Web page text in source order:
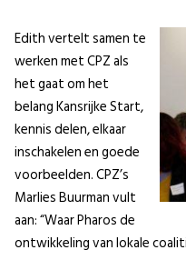
Edith vertelt samen te
werken met CPZ als
het gaat om het
belang Kansrijke Start,
kennis delen, elkaar
inschakelen en goede
voorbeelden. CPZ’s
Marlies Buurman vult
aan: “Waar Pharos de
ontwikkeling van lokale